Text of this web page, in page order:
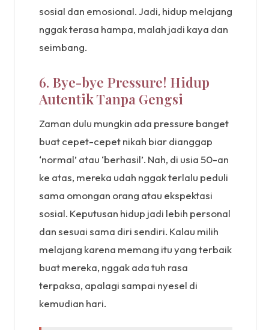
sosial dan emosional. Jadi, hidup melajang
nggak terasa hampa, malah jadi kaya dan
seimbang.
6. Bye-bye Pressure! Hidup
Autentik Tanpa Gengsi
Zaman dulu mungkin ada pressure banget
buat cepet-cepet nikah biar dianggap
‘normal’ atau ‘berhasil’. Nah, di usia 50-an
ke atas, mereka udah nggak terlalu peduli
sama omongan orang atau ekspektasi
sosial. Keputusan hidup jadi lebih personal
dan sesuai sama diri sendiri. Kalau milih
melajang karena memang itu yang terbaik
buat mereka, nggak ada tuh rasa
terpaksa, apalagi sampai nyesel di
kemudian hari.